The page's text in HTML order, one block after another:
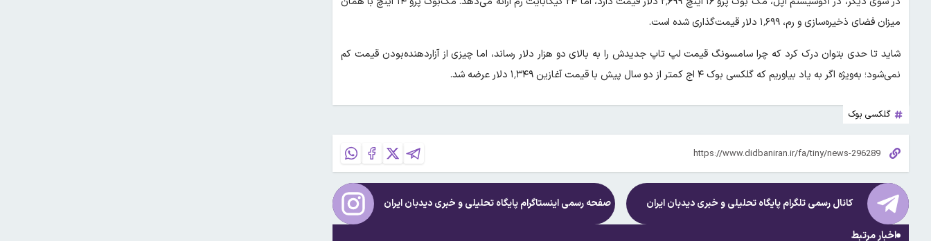
میزان فضای ذخیره‌سازی و رم، ۱٬۶۹۹ دلار قیمت‌گذاری شده است.
شاید تا حدی بتوان درک کرد که چرا سامسونگ قیمت لپ تاپ جدیدش را به بالای دو هزار دلار رساند، اما چیزی از آزاردهنده‌بودن قیمت کم
نمی‌شود؛ به‌ویژه اگر به یاد بیاوریم که گلکسی بوک ۴ اج کمتر از دو سال پیش با قیمت آغازین ۱٬۳۴۹ دلار عرضه شد.
گلکسی بوک
کانال رسمی تلگرام پایگاه تحلیلی و خبریدیدبان ایران صفحه رسمی اینستاگرام پایگاه تحلیلی و خبریدیدبان ایران
اخبار مرتبط